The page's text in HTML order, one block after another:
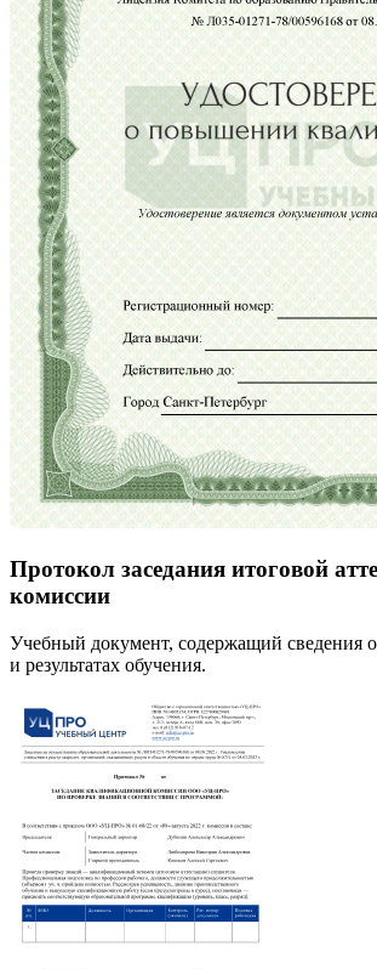
Протокол заседания итоговой
комиссии
Учебный документ, содержащий сведения о
и результатах обучения.